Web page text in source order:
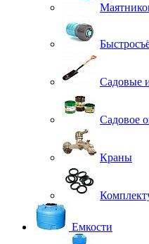
Садовые
Садовое
Краны
Емкости